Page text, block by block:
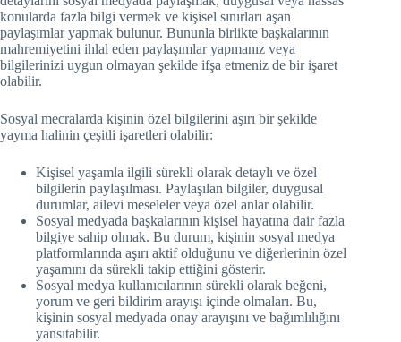
konularda fazla bilgi vermek ve kişisel sınırları aşan
paylaşımlar yapmak bulunur. Bununla birlikte başkalarının
mahremiyetini ihlal eden paylaşımlar yapmanız veya
bilgilerinizi uygun olmayan şekilde ifşa etmeniz de bir işaret
olabilir.
Sosyal mecralarda kişinin özel bilgilerini aşırı bir şekilde
yayma halinin çeşitli işaretleri olabilir:
Kişisel yaşamla ilgili sürekli olarak detaylı ve özel
bilgilerin paylaşılması. Paylaşılan bilgiler, duygusal
durumlar, ailevi meseleler veya özel anlar olabilir.
Sosyal medyada başkalarının kişisel hayatına dair fazla
bilgiye sahip olmak. Bu durum, kişinin sosyal medya
platformlarında aşırı aktif olduğunu ve diğerlerinin özel
yaşamını da sürekli takip ettiğini gösterir.
Sosyal medya kullanıcılarının sürekli olarak beğeni,
yorum ve geri bildirim arayışı içinde olmaları. Bu,
kişinin sosyal medyada onay arayışını ve bağımlılığını
yansıtabilir.